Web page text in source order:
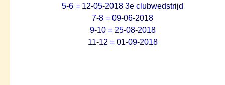
5-6 = 12-05-2018 3e clubwedstrijd
7-8 = 09-06-2018
9-10 = 25-08-2018
11-12 = 01-09-2018